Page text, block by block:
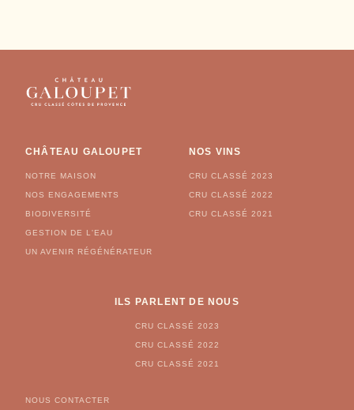
CHÂTEAU GALOUPET
NOTRE MAISON
NOS ENGAGEMENTS
BIODIVERSITÉ
GESTION DE L'EAU
UN AVENIR RÉGÉNÉRATEUR
NOS VINS
CRU CLASSÉ 2023
CRU CLASSÉ 2022
CRU CLASSÉ 2021
ILS PARLENT DE NOUS
CRU CLASSÉ 2023
CRU CLASSÉ 2022
CRU CLASSÉ 2021
NOUS CONTACTER